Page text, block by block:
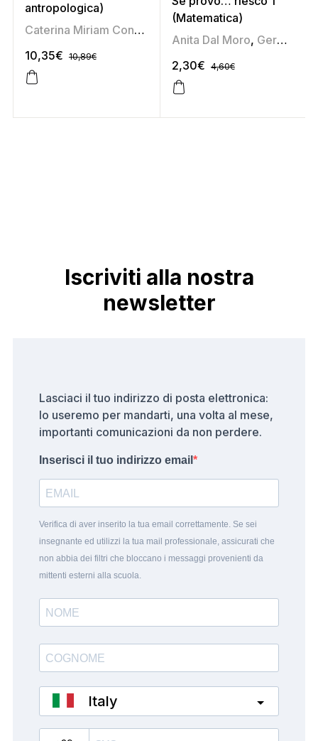
antropologica)
Caterina Miriam Conca
10,35€ 10,89€
(Matematica)
Anita Dal Moro, Germana Taboga
2,30€ 4,60€
Iscriviti alla nostra
newsletter
Lasciaci il tuo indirizzo di posta elettronica:
lo useremo per mandarti, una volta al mese,
importanti comunicazioni da non perdere.
Inserisci il tuo indirizzo email
Verifica di aver inserito la tua email correttamente. Se sei
insegnante ed utilizzi la tua mail professionale, assicurati che
non abbia dei filtri che bloccano i messaggi provenienti da
mittenti esterni alla scuola.
Italy